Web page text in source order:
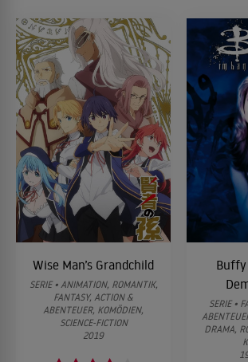
Wise Man’s Grandchild
SERIE • ANIMATION, ROMANTIK,
FANTASY, ACTION &
ABENTEUER, KOMÖDIEN,
SCIENCE-FICTION
2019
SERIE •
DRAMA,